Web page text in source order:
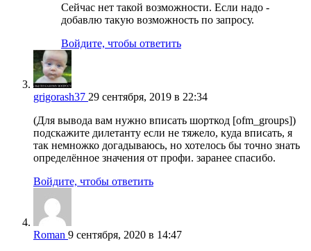
Сейчас нет такой возможности. Если надо -
добавлю такую возможность по запросу.
Войдите, чтобы ответить
grigorash37 29 сентября, 2019 в 22:34
(Для вывода вам нужно вписать шорткод [ofm_groups])
подскажите дилетанту если не тяжело, куда вписать, я
так немножко догадываюсь, но хотелось бы точно знать
определённое значения от профи. заранее спасибо.
Войдите, чтобы ответить
Roman 9 сентября, 2020 в 14:47